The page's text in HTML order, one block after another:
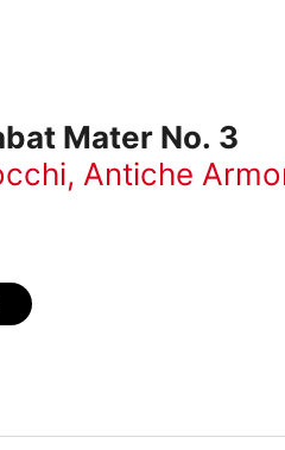
Mater No. 3
, Antiche